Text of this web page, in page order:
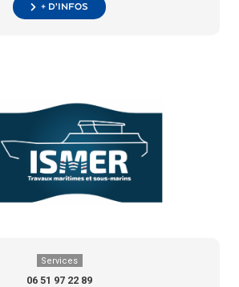
+ d’infos
Services
06 51 97 22 89